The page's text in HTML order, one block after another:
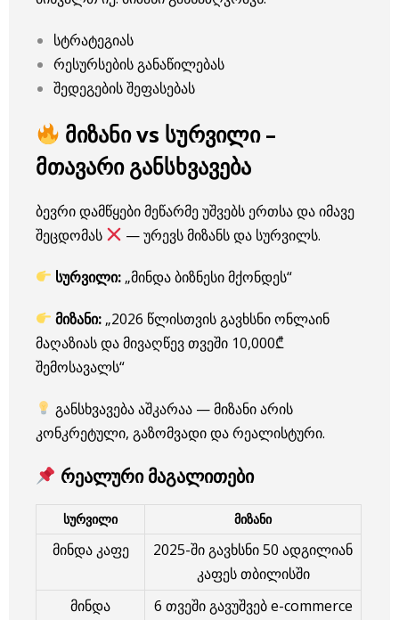
სტრატეგიას
რესურსების განაწილებას
შედეგების შეფასებას
მიზანი vs სურვილი –
მთავარი განსხვავება
ბევრი დამწყები მეწარმე უშვებს ერთსა და იმავე
შეცდომას
— ურევს მიზანს და სურვილს.
სურვილი: „მინდა ბიზნესი მქონდეს“
მიზანი: „2026 წლისთვის გავხსნი ონლაინ
მაღაზიას და მივაღწევ თვეში 10,000₾
შემოსავალს“
განსხვავება აშკარაა — მიზანი არის
კონკრეტული, გაზომვადი და რეალისტური.
რეალური მაგალითები
სურვილი მიზანი
მინდა კაფე
2025-ში გავხსნი 50 ადგილიან
კაფეს თბილისში
მინდა
6 თვეში გავუშვებ e-commerce